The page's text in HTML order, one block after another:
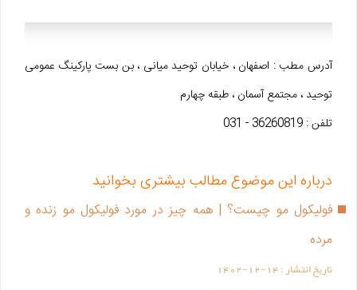
آدرس مطب : اصفهان ، خیابان توحید میانی ، بن بست پارکینگ عمومی
توحید ، مجتمع آسمان ، طبقه چهارم
تلفن : 36260819 - 031
درباره این موضوع مطالب بیشتری بخوانید
فولیکول مو چیست؟ | همه چیز در مورد فولیکول مو زنده و
مرده
تاریخ انتشار :1402-12-14